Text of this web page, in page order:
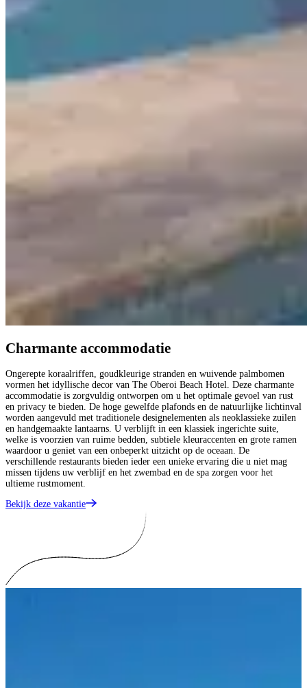
Charmante accommodatie
Ongerepte koraalriffen, goudkleurige stranden en wuivende palmbomen
vormen het idyllische decor van The Oberoi Beach Hotel. Deze charmante
accommodatie is zorgvuldig ontworpen om u het optimale gevoel van rust
en privacy te bieden. De hoge gewelfde plafonds en de natuurlijke lichtinval
worden aangevuld met traditionele designelementen als neoklassieke zuilen
en handgemaakte lantaarns. U verblijft in een klassiek ingerichte suite,
welke is voorzien van ruime bedden, subtiele kleuraccenten en grote ramen
waardoor u geniet van een onbeperkt uitzicht op de oceaan. De
verschillende restaurants bieden ieder een unieke ervaring die u niet mag
missen tijdens uw verblijf en het zwembad en de spa zorgen voor het
ultieme rustmoment.
Bekijk deze vakantie